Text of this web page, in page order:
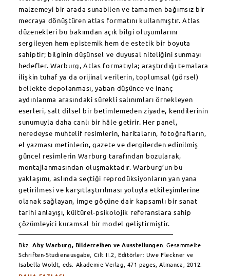
malzemeyi bir arada sunabilen ve tamamen bağımsız bir
mecraya dönüştüren atlas formatını kullanmıştır. Atlas
düzenekleri bu bakımdan açık bilgi oluşumlarını
sergileyen hem epistemik hem de estetik bir boyuta
sahiptir; bilginin düşünsel ve duyusal niteliğini sunmayı
hedefler. Warburg, Atlas formatıyla; araştırdığı temalara
ilişkin tuhaf ya da orijinal verilerin, toplumsal (görsel)
bellekte depolanması, yaban düşünce ve inanç
aydınlanma arasındaki sürekli salınımları örnekleyen
eserleri, salt dilsel bir betimlemeden ziyade, kendilerinin
sunumuyla daha canlı bir hâle getirir. Her panel,
neredeyse muhtelif resimlerin, haritaların, fotoğrafların,
el yazması metinlerin, gazete ve dergilerden edinilmiş
güncel resimlerin Warburg tarafından bozularak,
montajlanmasından oluşmaktadır. Warburg’un bu
yaklaşımı, aslında seçtiği reprodüksiyonların yan yana
getirilmesi ve karşıtlaştırılması yoluyla etkileşimlerine
olanak sağlayan, imge göçüne dair kapsamlı bir sanat
tarihi anlayışı, kültürel-psikolojik referanslara sahip
çözümleyici kuramsal bir model geliştirmiştir.
Bkz. Aby Warburg, Bilderreihen ve Ausstellungen . Gesammelte
Schriften-Studienausgabe, Cilt II.2, Editörler: Uwe Fleckner ve
Isabella Woldt, eds. Akademie Verlag, 471 pages, Almanca, 2012.